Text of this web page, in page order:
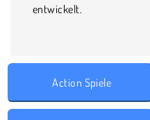
entwickelt.
Action Spiele